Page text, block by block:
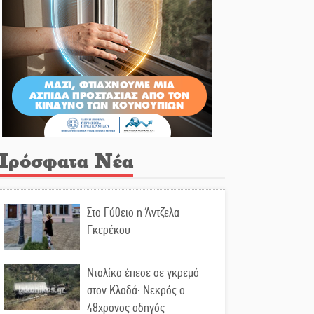
Νέα
Στο Γύθειο η Άντζελα
Γκερέκου
Νταλίκα έπεσε σε γκρεμό
στον Κλαδά: Νεκρός ο
48χρονος οδηγός